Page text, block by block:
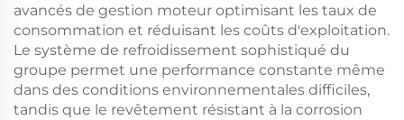
avancés de gestion moteur optimisant les taux de
consommation et réduisant les coûts d'exploitation.
Le système de refroidissement sophistiqué du
groupe permet une performance constante même
dans des conditions environnementales difficiles,
tandis que le revêtement résistant à la corrosion